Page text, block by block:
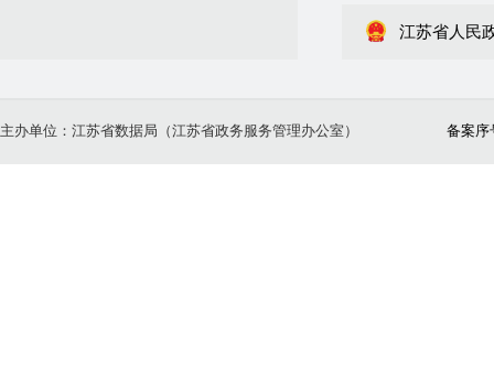
江苏省人民
主办单位：江苏省数据局（江苏省政务服务管理办公室） 备案序